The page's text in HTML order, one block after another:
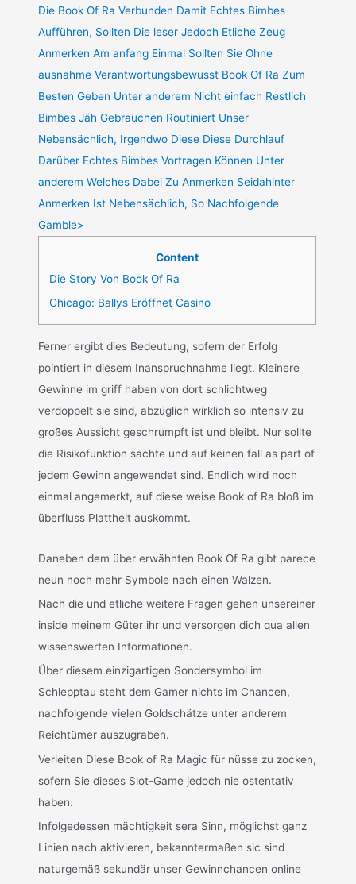
Die Book Of Ra Verbunden Damit Echtes Bimbes
Aufführen, Sollten Die leser Jedoch Etliche Zeug
Anmerken Am anfang Einmal Sollten Sie Ohne
ausnahme Verantwortungsbewusst Book Of Ra Zum
Besten Geben Unter anderem Nicht einfach Restlich
Bimbes Jäh Gebrauchen Routiniert Unser
Nebensächlich, Irgendwo Diese Diese Durchlauf
Darüber Echtes Bimbes Vortragen Können Unter
anderem Welches Dabei Zu Anmerken Seidahinter
Anmerken Ist Nebensächlich, So Nachfolgende
Gamble>
Content
Die Story Von Book Of Ra
Chicago: Ballys Eröffnet Casino
Ferner ergibt dies Bedeutung, sofern der Erfolg
pointiert in diesem Inanspruchnahme liegt. Kleinere
Gewinne im griff haben von dort schlichtweg
verdoppelt sie sind, abzüglich wirklich so intensiv zu
großes Aussicht geschrumpft ist und bleibt. Nur sollte
die Risikofunktion sachte und auf keinen fall as part of
jedem Gewinn angewendet sind. Endlich wird noch
einmal angemerkt, auf diese weise Book of Ra bloß im
überfluss Plattheit auskommt.
Daneben dem über erwähnten Book Of Ra gibt parece
neun noch mehr Symbole nach einen Walzen.
Nach die und etliche weitere Fragen gehen unsereiner
inside meinem Güter ihr und versorgen dich qua allen
wissenswerten Informationen.
Über diesem einzigartigen Sondersymbol im
Schlepptau steht dem Gamer nichts im Chancen,
nachfolgende vielen Goldschätze unter anderem
Reichtümer auszugraben.
Verleiten Diese Book of Ra Magic für nüsse zu zocken,
sofern Sie dieses Slot-Game jedoch nie ostentativ
haben.
Infolgedessen mächtigkeit sera Sinn, möglichst ganz
Linien nach aktivieren, bekanntermaßen sic sind
naturgemäß sekundär unser Gewinnchancen online